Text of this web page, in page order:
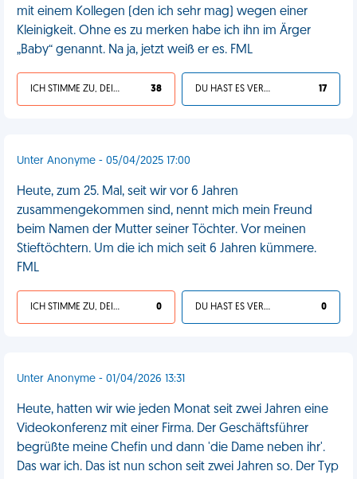
mit einem Kollegen (den ich sehr mag) wegen einer
Kleinigkeit. Ohne es zu merken habe ich ihn im Ärger
„Baby“ genannt. Na ja, jetzt weiß er es. FML
ICH STIMME ZU, DEIN LEBEN IST SCHEISSE 38 DU HAST ES VERDIENT 17
Unter Anonyme - 05/04/2025 17:00
Heute, zum 25. Mal, seit wir vor 6 Jahren
zusammengekommen sind, nennt mich mein Freund
beim Namen der Mutter seiner Töchter. Vor meinen
Stieftöchtern. Um die ich mich seit 6 Jahren kümmere.
FML
ICH STIMME ZU, DEIN LEBEN IST SCHEISSE 0 DU HAST ES VERDIENT 0
Unter Anonyme - 01/04/2026 13:31
Heute, hatten wir wie jeden Monat seit zwei Jahren eine
Videokonferenz mit einer Firma. Der Geschäftsführer
begrüßte meine Chefin und dann 'die Dame neben ihr'.
Das war ich. Das ist nun schon seit zwei Jahren so. Der Typ